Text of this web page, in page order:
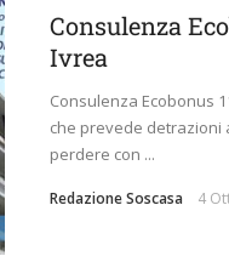
Consulenza
Ivrea
Consulenza Ecobonus
che prevede detrazioni
perdere con ...
Redazione Soscasa 4